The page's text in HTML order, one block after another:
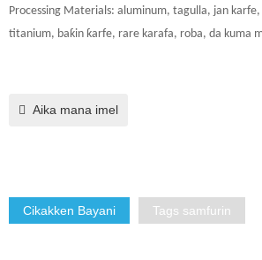
Processing Materials: aluminum, tagulla, jan
titanium, baƙin ƙarfe, rare karafa, roba, da kuma
Aika mana imel
Cikakken Bayani Tags samfurin